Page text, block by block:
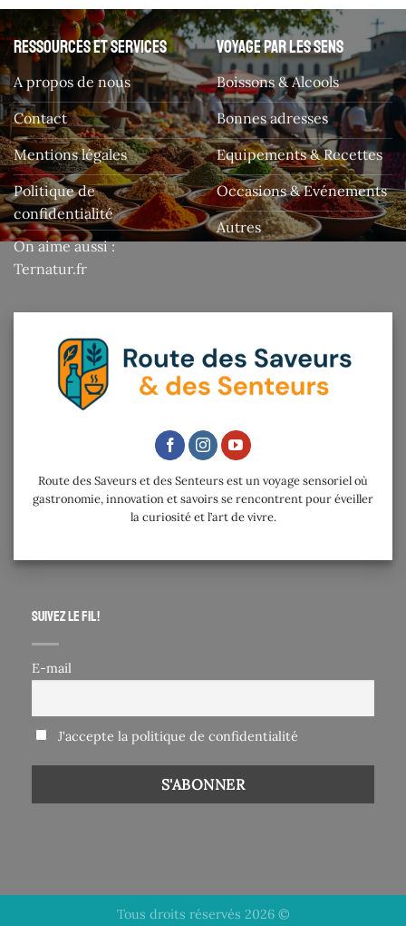
Ressources et services
A propos de nous
Contact
Mentions légales
Politique de
confidentialité
On aime aussi :
Ternatur.fr
Voyage par les sens
Boissons & Alcools
Bonnes adresses
Equipements & Recettes
Occasions & Evénements
Autres
Route des Saveurs et des Senteurs est un voyage sensoriel où
gastronomie, innovation et savoirs se rencontrent pour éveiller
la curiosité et l’art de vivre.
Suivez le fil !
E-mail
J'accepte la politique de confidentialité
Tous droits réservés 2026 ©